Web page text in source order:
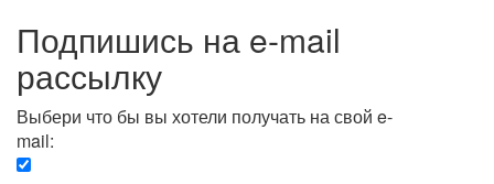
Подпишись на e-mail
рассылку
Выбери что бы вы хотели получать на свой e-
mail: